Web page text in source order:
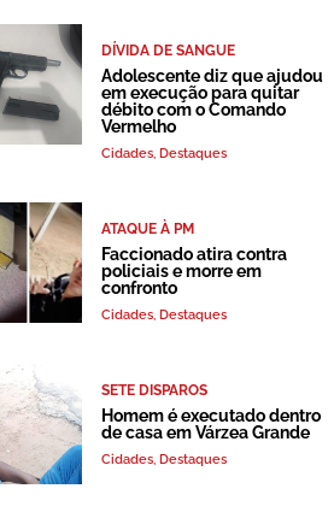
DÍVIDA DE SANGUE
Adolescente diz que ajudou
em execução para quitar
débito com o Comando
Vermelho
Cidades, Destaques
ATAQUE À PM
Faccionado atira contra
policiais e morre em
confronto
Cidades, Destaques
SETE DISPAROS
Homem é executado dentro
de casa em Várzea Grande
Cidades, Destaques